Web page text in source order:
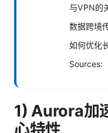
与VPN的
数据跨境
如何优化
Sources:
1) Aurora加